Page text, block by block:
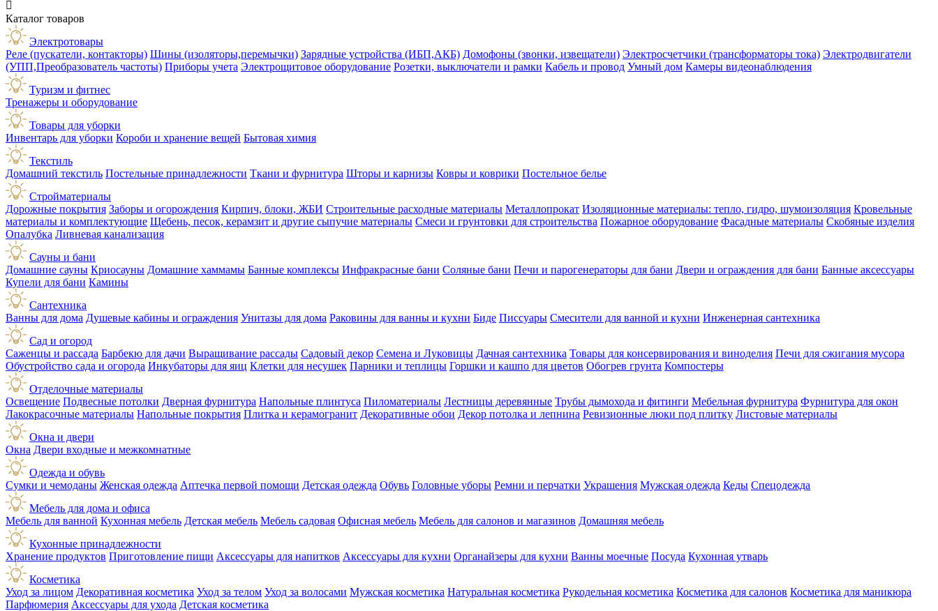

Каталог товаров
Электротовары
Реле (пускатели, контакторы) Шины (изоляторы,перемычки) Зарядные устройства (ИБП,АКБ) Домофоны (звонки, извещатели) Электросчетчики (трансформаторы тока) Электродвигатели
(УПП,Преобразователь частоты) Приборы учета Электрощитовое оборудование Розетки, выключатели и рамки Кабель и провод Умный дом Камеры видеонаблюдения
Туризм и фитнес
Тренажеры и оборудование
Товары для уборки
Инвентарь для уборки Короби и хранение вещей Бытовая химия
Текстиль
Домашний текстиль Постельные принадлежности Ткани и фурнитура Шторы и карнизы Ковры и коврики Постельное белье
Стройматериалы
Дорожные покрытия Заборы и огорождения Кирпич, блоки, ЖБИ Строительные расходные материалы Металлопрокат Изоляционные материалы: тепло, гидро, шумоизоляция Кровельные
материалы и комплектующие Щебень, песок, керамзит и другие сыпучие материалы Смеси и грунтовки для строительства Пожарное оборудование Фасадные материалы Скобяные изделия
Опалубка Ливневая канализация
Сауны и бани
Домашние сауны Криосауны Домашние хаммамы Банные комплексы Инфракрасные бани Соляные бани Печи и парогенераторы для бани Двери и ограждения для бани Банные аксессуары
Купели для бани Камины
Сантехника
Ванны для дома Душевые кабины и ограждения Унитазы для дома Раковины для ванны и кухни Биде Писсуары Смесители для ванной и кухни Инженерная сантехника
Сад и огород
Саженцы и рассада Барбекю для дачи Выращивание рассады Садовый декор Семена и Луковицы Дачная сантехника Товары для консервирования и виноделия Печи для сжигания мусора
Обустройство сада и огорода Инкубаторы для яиц Клетки для несушек Парники и теплицы Горшки и кашпо для цветов Обогрев грунта Компостеры
Отделочные материалы
Освещение Подвесные потолки Дверная фурнитура Напольные плинтуса Пиломатериалы Лестницы деревянные Трубы дымохода и фитинги Мебельная фурнитура Фурнитура для окон
Лакокрасочные материалы Напольные покрытия Плитка и керамогранит Декоративные обои Декор потолка и лепнина Ревизионные люки под плитку Листовые материалы
Окна и двери
Окна Двери входные и межкомнатные
Одежда и обувь
Сумки и чемоданы Женская одежда Аптечка первой помощи Детская одежда Обувь Головные уборы Ремни и перчатки Украшения Мужская одежда Кеды Спецодежда
Мебель для дома и офиса
Мебель для ванной Кухонная мебель Детская мебель Мебель садовая Офисная мебель Мебель для салонов и магазинов Домашняя мебель
Кухонные принадлежности
Хранение продуктов Приготовление пищи Аксессуары для напитков Аксессуары для кухни Органайзеры для кухни Ванны моечные Посуда Кухонная утварь
Косметика
Уход за лицом Декоративная косметика Уход за телом Уход за волосами Мужская косметика Натуральная косметика Рукодельная косметика Косметика для салонов Косметика для маникюра
Парфюмерия Аксессуары для ухода Детская косметика